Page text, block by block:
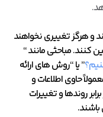
و هرگز تغییری نخواهند
کنند. مباحثی مانند “
” یا “روش های ارائه
حاوی اطلاعات و
روندها و تغییرات